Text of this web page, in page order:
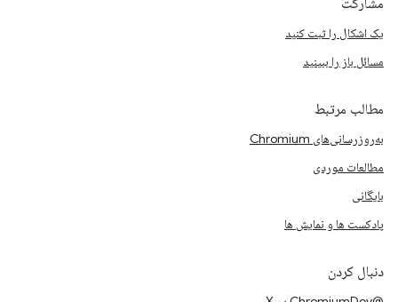
مشارکت
یک اشکال را ثبت کنید
مسائل باز را ببینید
مطالب مرتبط
به‌روزرسانی‌های Chromium
مطالعات موردی
بایگانی
پادکست ها و نمایش ها
دنبال کردن